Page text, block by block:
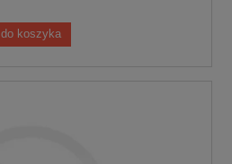
do koszyka